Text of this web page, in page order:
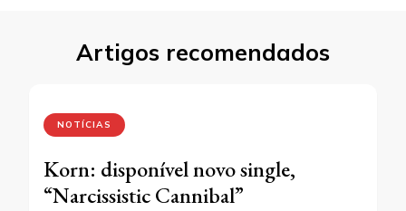
Artigos recomendados
NOTÍCIAS
Korn: disponível novo single,
“Narcissistic Cannibal”